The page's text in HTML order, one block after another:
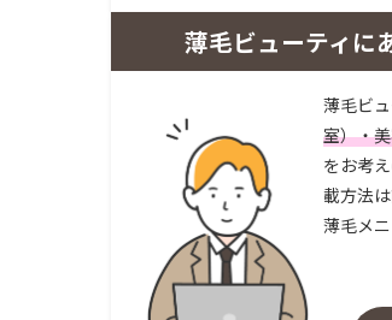
薄毛ビューティに
薄毛ビ
室）・
をお考
載方法
薄毛メ